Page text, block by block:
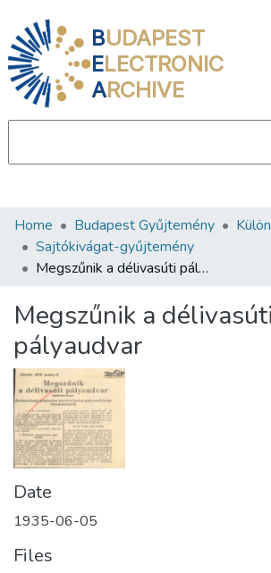
BUDAPEST
ELECTRONIC
ARCHIVE
Communities & Collections
All of DSpace
About us
Home Budapest Gyűjtemény
Sajtókivágat-gyűjtemény
Megszűnik a délivasúti pályaudvar
Megszűnik a délivasúti
pályaudvar
Date
1935-06-05
Files